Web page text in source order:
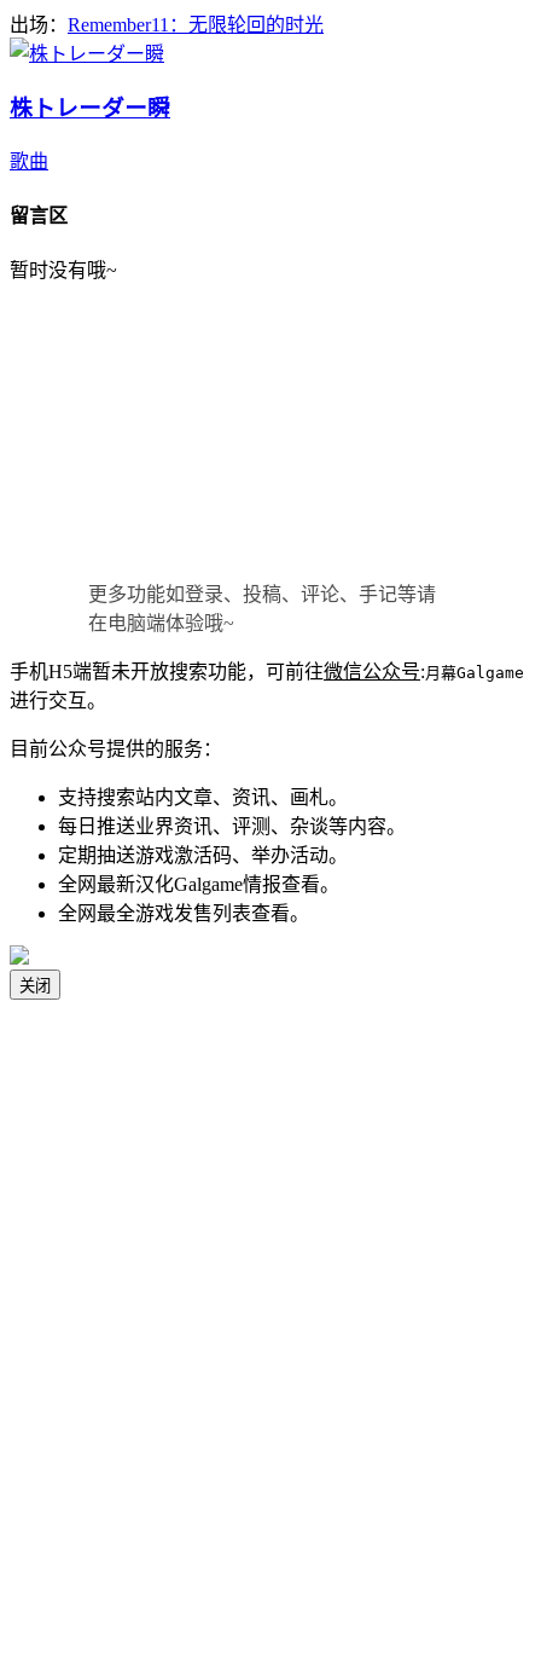
出场： Remember11：无限轮回的时光
株トレーダー瞬
歌曲
留言区
暂时没有哦~
更多功能如登录、投稿、评论、手记等请
在电脑端体验哦~
手机H5端暂未开放搜索功能，可前往微信公众号: 月幕Galgame
进行交互。
目前公众号提供的服务：
支持搜索站内文章、资讯、画札。
每日推送业界资讯、评测、杂谈等内容。
定期抽送游戏激活码、举办活动。
全网最新汉化Galgame情报查看。
全网最全游戏发售列表查看。
关闭